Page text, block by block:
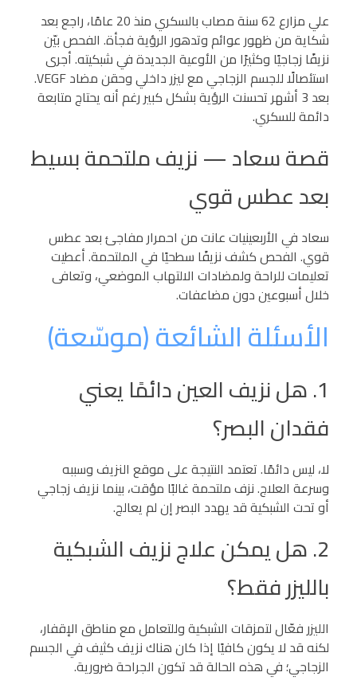
علي مزارع 62 سنة مصاب بالسكري منذ 20 عامًا، راجع بعد
شكاية من ظهور عوائم وتدهور الرؤية فجأة. الفحص بيّن
نزيفًا زجاجيًا وكثيرًا من الأوعية الجديدة في شبكيته. أجرى
استئصالًا للجسم الزجاجي مع ليزر داخلي وحقن مضاد VEGF.
بعد 3 أشهر تحسنت الرؤية بشكل كبير رغم أنه يحتاج متابعة
دائمة للسكري.
قصة سعاد — نزيف ملتحمة بسيط
بعد عطس قوي
سعاد في الأربعينيات عانت من احمرار مفاجئ بعد عطس
قوي. الفحص كشف نزيفًا سطحيًا في الملتحمة. أعطيت
تعليمات للراحة ولمضادات الالتهاب الموضعي، وتعافى
خلال أسبوعين دون مضاعفات.
الأسئلة الشائعة (موسّعة)
1. هل نزيف العين دائمًا يعني
فقدان البصر؟
لا، ليس دائمًا. تعتمد النتيجة على موقع النزيف وسببه
وسرعة العلاج. نزف ملتحمة غالبًا مؤقت، بينما نزيف زجاجي
أو تحت الشبكية قد يهدد البصر إن لم يعالج.
2. هل يمكن علاج نزيف الشبكية
بالليزر فقط؟
الليزر فعّال لتمزقات الشبكية وللتعامل مع مناطق الإقفار،
لكنه قد لا يكون كافيًا إذا كان هناك نزيف كثيف في الجسم
الزجاجي؛ في هذه الحالة قد تكون الجراحة ضرورية.